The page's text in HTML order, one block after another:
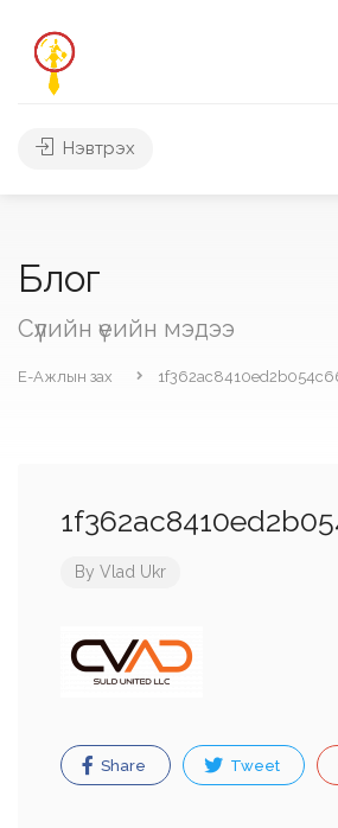
Нэвтрэх
Блог
Сүүлийн үеийн мэдээ
Е-Ажлын зах
By Vlad Ukr
Share Tweet